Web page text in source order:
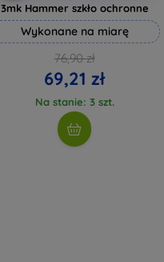
3mk Hammer szkło ochronne
Wykonane na miarę
76,90 zł
69,21 zł
Na stanie: 3 szt.